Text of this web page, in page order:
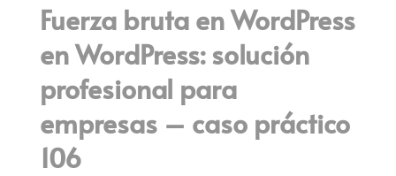
Fuerza bruta en WordPress
en WordPress: solución
profesional para
empresas – caso práctico
106